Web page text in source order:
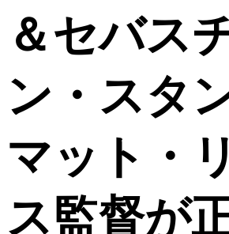
＆セバス
ン・スタ
マット・
ス監督が